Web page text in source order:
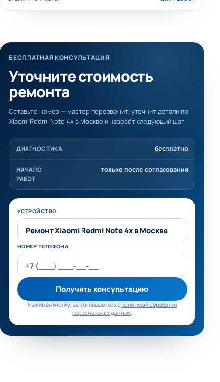
БЕСПЛАТНАЯ КОНСУЛЬТАЦИЯ
Уточните стоимость
ремонта
Оставьте номер — мастер перезвонит, уточнит детали по
Xiaomi Redmi Note 4x в Москве и назовёт следующий шаг.
ДИАГНОСТИКА бесплатно
НАЧАЛО
РАБОТ
только после согласования
Не заполняйте это поле
УСТРОЙСТВО
НОМЕР ТЕЛЕФОНА
Получить консультацию
Нажимая кнопку, вы соглашаетесь сполитикой обработки
персональных данных.